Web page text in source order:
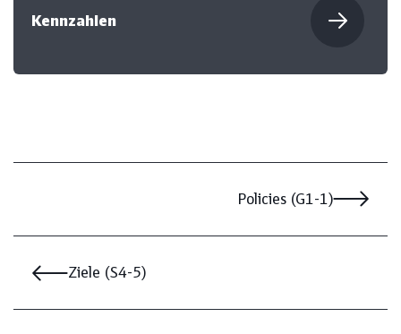
Kennzahlen
Ziele (S4-5)
Policies (G1-1)